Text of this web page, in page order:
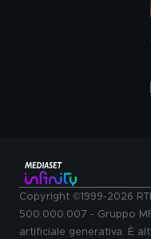
Copyright ©1999-2026
500.000.007 - Gruppo
artificiale generativa. È